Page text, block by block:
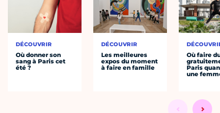
DÉCOUVRIR
Où donner son
sang à Paris cet
été ?
DÉCOUVRIR
Les meilleures
expos du moment
à faire en famille
Où faire
Paris
une